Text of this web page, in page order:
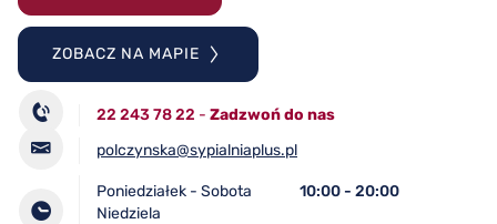
ZOBACZ NA MAPIE
22 243 78 22 - Zadzwoń do nas
polczynska@sypialniaplus.pl
Poniedziałek - Sobota
10:00 - 20:00
Niedziela